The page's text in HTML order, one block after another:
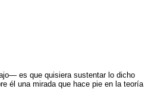
es que quisiera sustentar lo dicho
él una mirada que hace pie en la teoría